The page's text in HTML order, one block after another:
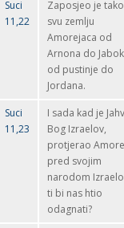
Suci
11,22
Zaposjeo je tako
svu zemlju
Amorejaca od
Arnona do
od pustinje do
Jordana.
Suci
11,23
I sada kad je
Bog Izraelov,
protjerao
pred svojim
narodom
ti bi nas htio
odagnati?